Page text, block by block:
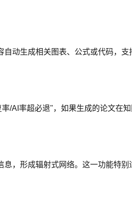
动生成相关图表、公式或代码，
/AI率超必退"，如果生成的论文在
，形成辐射式网络。这一功能特